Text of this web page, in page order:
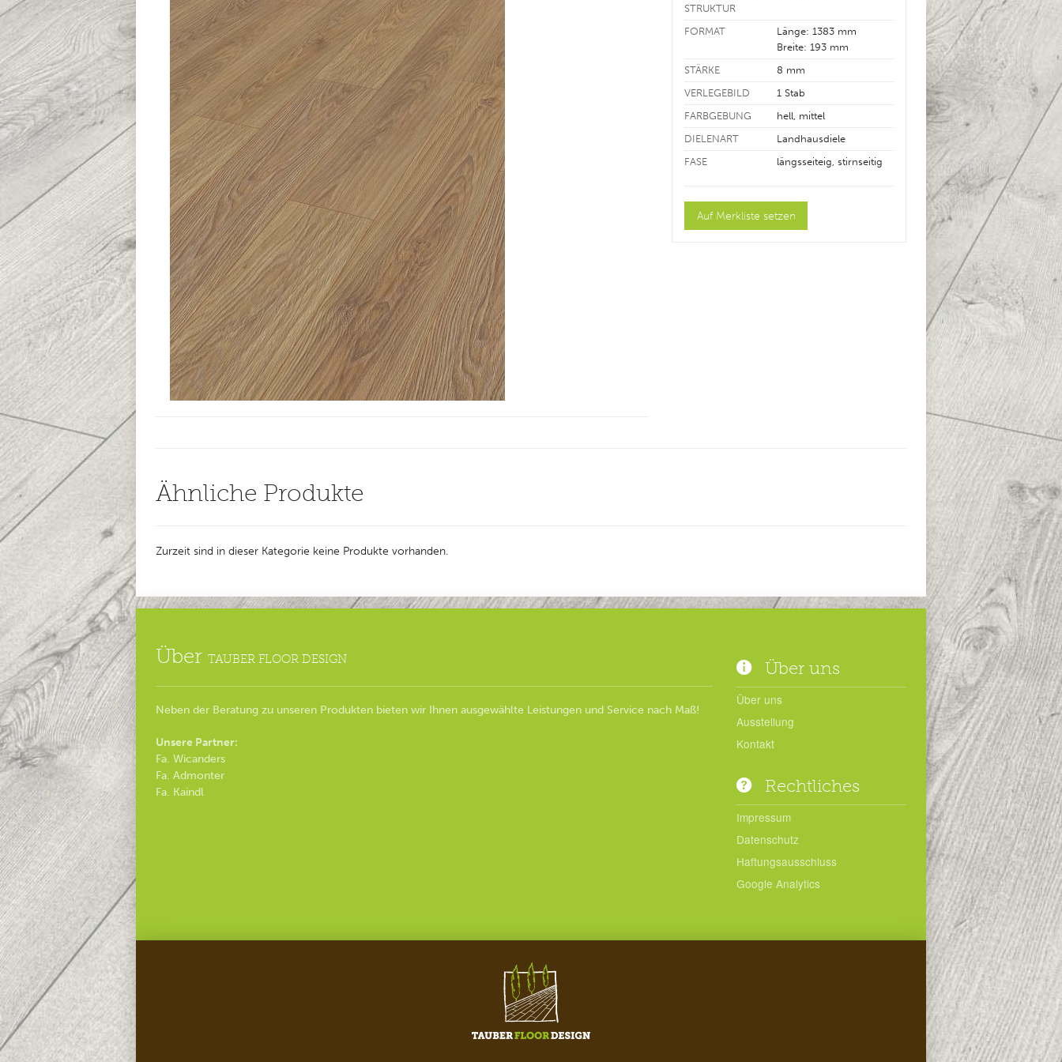
STRUKTUR
FORMAT
Länge: 1383 mm
Breite: 193 mm
STÄRKE
8 mm
VERLEGEBILD
1 Stab
FARBGEBUNG
hell, mittel
DIELENART
Landhausdiele
FASE
längsseiteig, stirnseitig
Ähnliche Produkte
Zurzeit sind in dieser Kategorie keine Produkte vorhanden.
Über TAUBER FLOOR DESIGN
Neben der Beratung zu unseren Produkten bieten wir Ihnen ausgewählte Leistungen und Service nach Maß!
Unsere Partner:
Fa. Wicanders
Fa. Admonter
Fa. Kaindl
Über uns
Über uns
Ausstellung
Kontakt
Rechtliches
Impressum
Datenschutz
Haftungsausschluss
Google Analytics